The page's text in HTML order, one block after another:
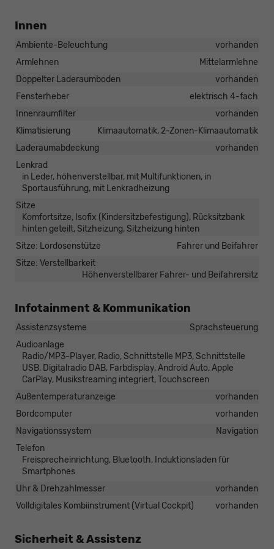
Innen
Ambiente-Beleuchtung
vorhanden
Armlehnen
Mittelarmlehne
Doppelter Laderaumboden
vorhanden
Fensterheber
elektrisch 4-fach
Innenraumfilter
vorhanden
Klimatisierung
Klimaautomatik, 2-Zonen-Klimaautomatik
Laderaumabdeckung
vorhanden
Lenkrad
in Leder, höhenverstellbar, mit Multifunktionen, in
Sportausführung, mit Lenkradheizung
Sitze
Komfortsitze, Isofix (Kindersitzbefestigung), Rücksitzbank
hinten geteilt, Sitzheizung, Sitzheizung hinten
Sitze: Lordosenstütze
Fahrer und Beifahrer
Sitze: Verstellbarkeit
Höhenverstellbarer Fahrer- und Beifahrersitz
Infotainment & Kommunikation
Assistenzsysteme
Sprachsteuerung
Audioanlage
Radio/MP3-Player, Radio, Schnittstelle MP3, Schnittstelle
USB, Digitalradio DAB, Farbdisplay, Android Auto, Apple
CarPlay, Musikstreaming integriert, Touchscreen
Außentemperaturanzeige
vorhanden
Bordcomputer
vorhanden
Navigationssystem
Navigation
Telefon
Freisprecheinrichtung, Bluetooth, Induktionsladen für
Smartphones
Uhr & Drehzahlmesser
vorhanden
Volldigitales Kombiinstrument (Virtual Cockpit)
vorhanden
Sicherheit & Assistenz